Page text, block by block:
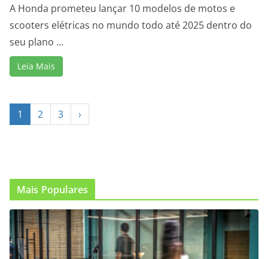
A Honda prometeu lançar 10 modelos de motos e
scooters elétricas no mundo todo até 2025 dentro do
seu plano ...
Leia Mais
1 2 3 ›
Mais Populares